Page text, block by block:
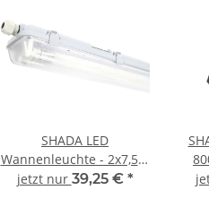
SHADA LED
Wannenleuchte - 2x7,5W
60cm 2250lm 4000K IP65
jetzt nur 39,25 € *